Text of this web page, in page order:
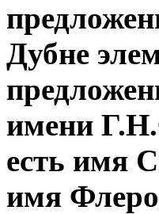
Дубне
имени
есть имя
имя